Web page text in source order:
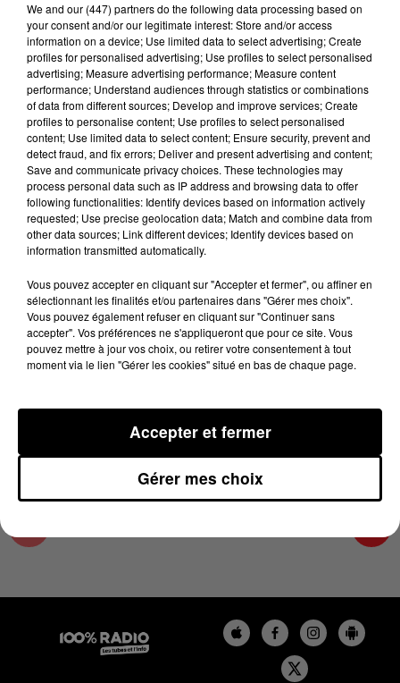
Lecture (1 min 15 sec)
100%
100% Radio l'agenda du Tarn nord
25 mars 2025 - 1 min 15 sec
L'AGENDA DU TARN NORD DU 25/03/2025 À
06H48
L'AGENDA DU TARN NORD
We and our (447) partnersdo the following data processing based on
your consent and/or our legitimate interest: Store and/or access
information on a device; Use limited data to select advertising; Create
profiles for personalised advertising; Use profiles to select personalised
advertising; Measure advertising performance; Measure content
performance; Understand audiences through statistics or combinations
of data from different sources; Develop and improve services; Create
profiles to personalise content; Use profiles to select personalised
content; Use limited data to select content; Ensure security, prevent and
detect fraud, and fix errors; Deliver and present advertising and content;
Save and communicate privacy choices. These technologies may
process personal data such as IP address and browsing data to offer
following functionalities: Identify devices based on information actively
requested; Use precise geolocation data; Match and combine data from
other data sources; Link different devices; Identify devices based on
information transmitted automatically.
Vous pouvez accepter en cliquant sur "Accepter et fermer", ou affiner en
sélectionnant les finalités et/ou partenaires dans "Gérer mes choix".
Vous pouvez également refuser en cliquant sur "Continuer sans
accepter". Vos préférences ne s'appliqueront que pour ce site. Vous
pouvez mettre à jour vos choix, ou retirer votre consentement à tout
moment via le lien "Gérer les cookies" situé en bas de chaque page.
Gérer mes choix
Accepter et fermer